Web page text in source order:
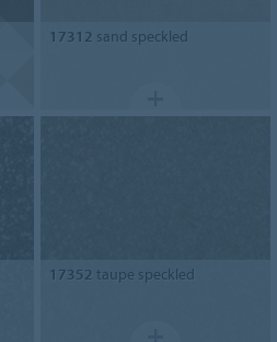
17312 sand speckled
17352 taupe speckled